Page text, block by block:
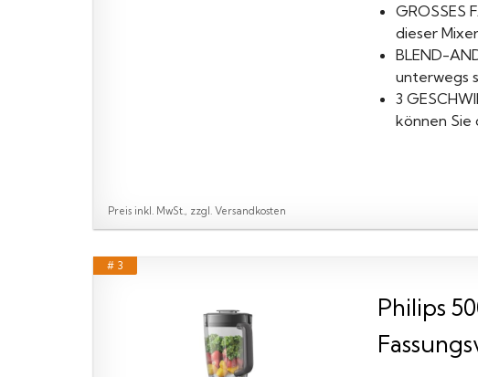
GROSSES
dieser
BLEND-
unterwegs
3
können
Preis inkl. MwSt., zzgl. Versandkosten
# 3
Philips